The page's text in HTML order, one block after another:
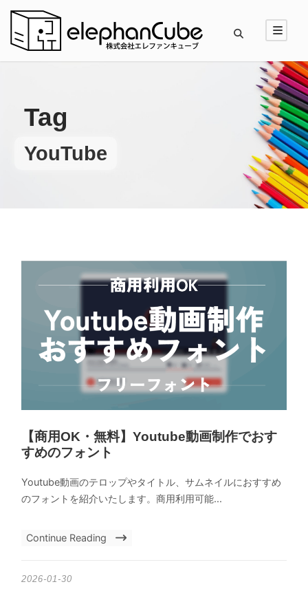
Tag
YouTube
【商用OK・無料】Youtube動画制作でおす
すめのフォント
Youtube動画のテロップやタイトル、サムネイルにおすすめ
のフォントを紹介いたします。商用利用可能...
Continue Reading
2026-01-30